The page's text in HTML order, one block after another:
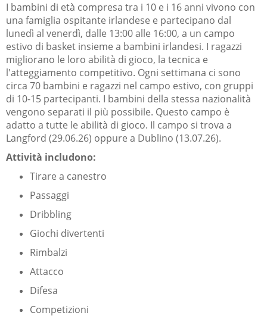
I bambini di età compresa tra i 10 e i 16 anni vivono con
una famiglia ospitante irlandese e partecipano dal
lunedì al venerdì, dalle 13:00 alle 16:00, a un campo
estivo di basket insieme a bambini irlandesi. I ragazzi
migliorano le loro abilità di gioco, la tecnica e
l'atteggiamento competitivo. Ogni settimana ci sono
circa 70 bambini e ragazzi nel campo estivo, con gruppi
di 10-15 partecipanti. I bambini della stessa nazionalità
vengono separati il più possibile. Questo campo è
adatto a tutte le abilità di gioco. Il campo si trova a
Langford (29.06.26) oppure a Dublino (13.07.26).
Attività includono:
Tirare a canestro
Passaggi
Dribbling
Giochi divertenti
Rimbalzi
Attacco
Difesa
Competizioni